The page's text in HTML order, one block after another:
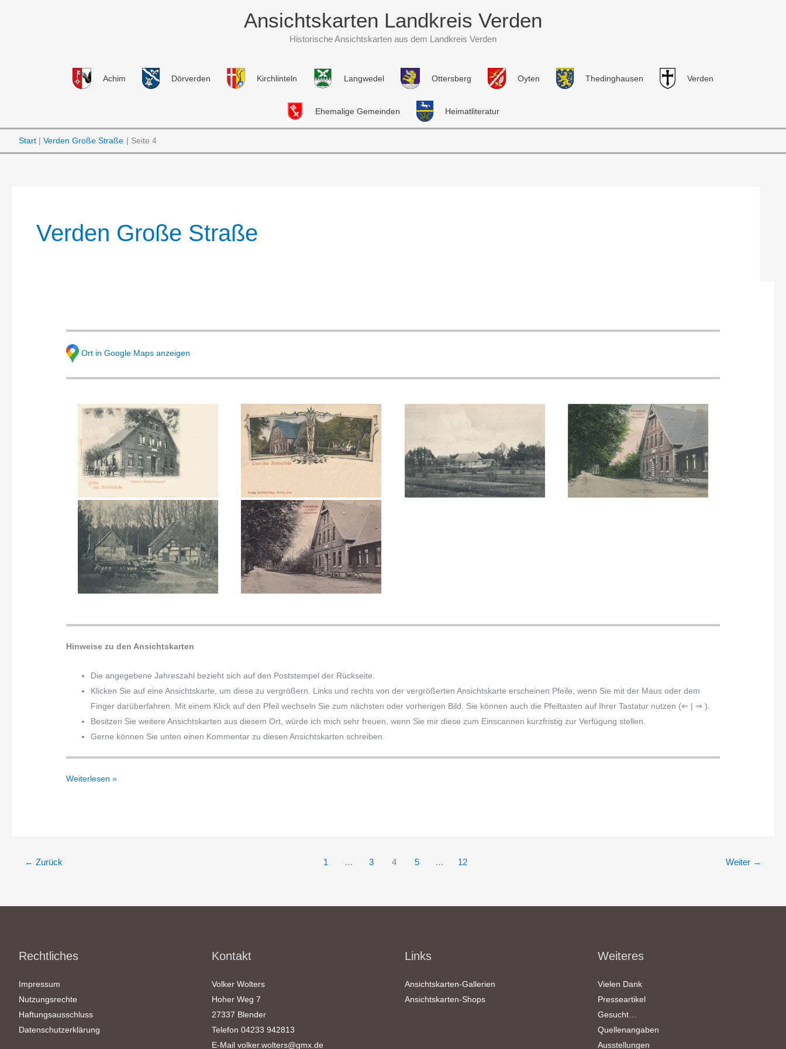
Ansichtskarten Landkreis Verden
Historische Ansichtskarten aus dem Landkreis Verden
Achim Dörverden Kirchlinteln Langwedel Ottersberg Oyten Thedinghausen Verden
Ehemalige Gemeinden Heimatliteratur
Start Verden Große Straße Seite 4
Verden Große Straße
Ort in Google Maps anzeigen
Hinweise zu den Ansichtskarten
Die angegebene Jahreszahl bezieht sich auf den Poststempel der Rückseite.
Klicken Sie auf eine Ansichtskarte, um diese zu vergrößern. Links und rechts von der vergrößerten Ansichtskarte erscheinen Pfeile, wenn Sie mit der Maus oder dem
Finger darüberfahren. Mit einem Klick auf den Pfeil wechseln Sie zum nächsten oder vorherigen Bild. Sie können auch die Pfeiltasten auf Ihrer Tastatur nutzen (⇐ | ⇒ ).
Besitzen Sie weitere Ansichtskarten aus diesem Ort, würde ich mich sehr freuen, wenn Sie mir diese zum Einscannen kurzfristig zur Verfügung stellen.
Gerne können Sie unten einen Kommentar zu diesen Ansichtskarten schreiben.
Kohlenförde
Weiterlesen »
← Zurück 1 … 3 4 5 … 12 Weiter →
Rechtliches
Impressum
Nutzungsrechte
Haftungsausschluss
Datenschutzerklärung
Kontakt
Volker Wolters
Hoher Weg 7
27337 Blender
Telefon 04233 942813
E-Mail volker.wolters@gmx.de
Links
Ansichtskarten-Gallerien
Ansichtskarten-Shops
Weiteres
Vielen Dank
Presseartikel
Gesucht…
Quellenangaben
Ausstellungen